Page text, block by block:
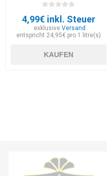
4,99€ inkl. Steuer
exklusiveVersand
entspricht 24,95€ pro 1 litre(s)
KAUFEN